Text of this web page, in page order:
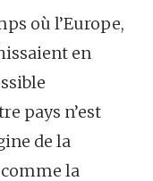
où l’Europe,
en
pays n’est
de la
la